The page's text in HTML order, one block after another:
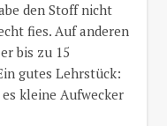
den Stoff nicht
fies. Auf anderen
bis zu 15
gutes Lehrstück:
kleine Aufwecker